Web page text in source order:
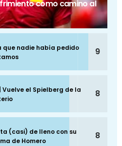
como camino al
que nadie había pedido
9
el Spielberg de la
8
(casi) de lleno con su
de Homero
8